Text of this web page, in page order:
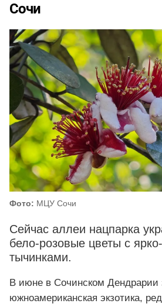
Сочи
Фото: МЦУ Сочи
Сейчас аллеи нацпарка
бело-розовые цветы с
тычинками.
В июне в Сочинском Дендрарии
южноамериканская экзотика,